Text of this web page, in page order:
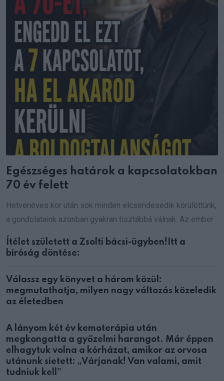
Egészséges határok a kapcsolatokban
70 év felett
Hetvenéves kor után sok minden elcsendesedik körülöttünk,
a gondolataink azonban gyakran tisztábbá válnak. Az ember
Ítélet született a Zsolti bácsi-ügyben!Itt a
bíróság döntése:
Válassz egy könyvet a három közül:
megmutathatja, milyen nagy változás közeledik
az életedben
A lányom két év kemoterápia után
megkongatta a győzelmi harangot. Már éppen
elhagytuk volna a kórházat, amikor az orvosa
utánunk sietett: „Várjanak! Van valami, amit
tudniuk kell”